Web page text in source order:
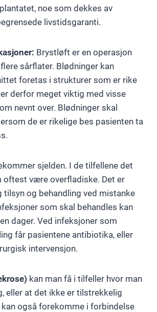
noe som dekkes av
livstidsgaranti.
Brystløft er en operasjon
sårflater. Blødninger kan
foretas i strukturer som er rike
derfor meget viktig med visse
nevnt over. Blødninger skal
de er rikelige bes pasienten ta
sjelden. I de tilfellene det
oftest være overfladiske. Det er
og behandling ved mistanke
som skal behandles kan
dager. Ved infeksjoner som
får pasientene antibiotika, eller
intervensjon.
kan man få i tilfeller hvor man
eller at det ikke er tilstrekkelig
også forekomme i forbindelse